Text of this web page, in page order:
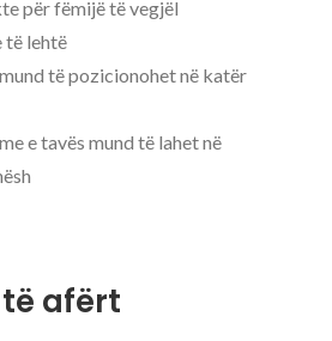
për fëmijë të vegjël
të lehtë
të pozicionohet në katër
e tavës mund të lahet në
afërt